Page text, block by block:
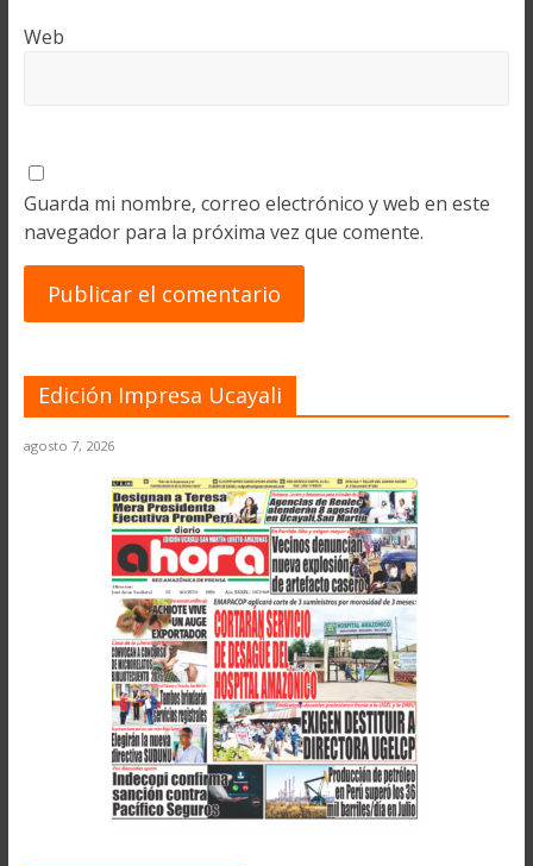
Web
Guarda mi nombre, correo electrónico y web en este
navegador para la próxima vez que comente.
Edición Impresa Ucayali
agosto 7, 2026